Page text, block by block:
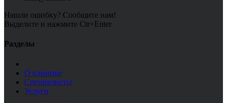
Нашли ошибку? Сообщите нам!
Выделите и нажмите Ctr+Enter
Разделы
О клинике
Специалисты
Услуги